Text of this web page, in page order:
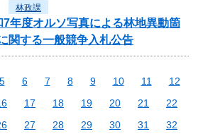
林政課
年度オルソ写真による林地異動箇
関する一般競争入札公告
5 6 7 8 9 10 11
12
17 18 19 20 21
22
27 28 29 30 31
32